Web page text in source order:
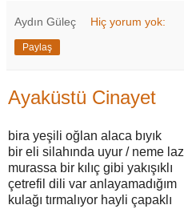
Aydın Güleç Hiç yorum yok:
Paylaş
Ayaküstü Cinayet
bira yeşili oğlan alaca bıyık
bir eli silahında uyur / neme
murassa bir kılıç gibi yakışıklı
çetrefil dili var anlayamadığım
kulağı tırmalıyor hayli çapaklı